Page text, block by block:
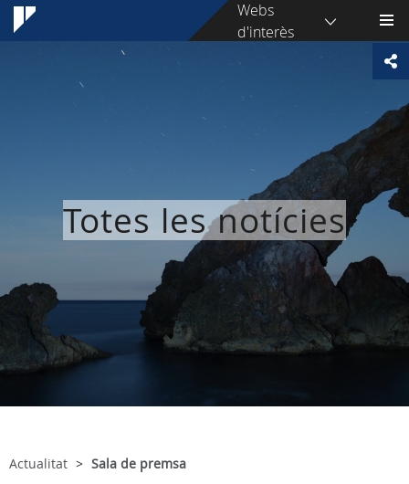
Webs
d'interès
Totes les notícies
Actualitat Sala de premsa